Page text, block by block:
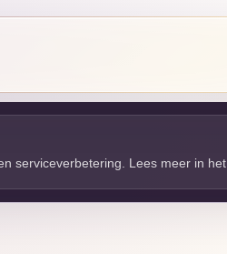
serviceverbetering. Lees meer in het